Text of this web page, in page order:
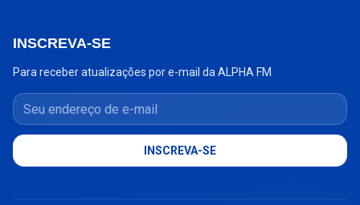
INSCREVA-SE
Para receber atualizações por e-mail da ALPHA FM
Seu endereço de e-mail
INSCREVA-SE